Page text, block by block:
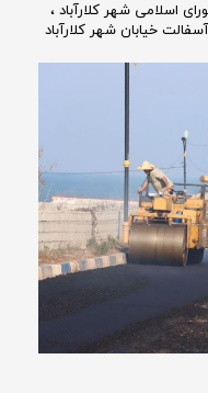
اسلامی شهر کلارآباد ،
آسفالت خیابان شهر کلارآباد